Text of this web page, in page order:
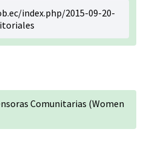
index.php/2015-09-20-
Comunitarias (Women